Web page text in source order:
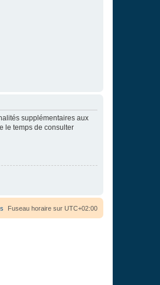
supplémentaires aux
le temps de consulter
Fuseau horaire sur UTC+02:00